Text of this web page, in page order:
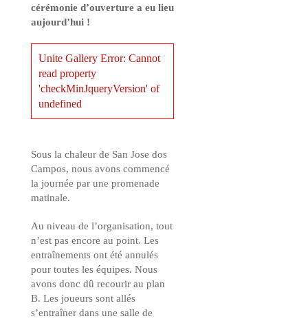
cérémonie d’ouverture a eu lieu
aujourd’hui !
Unite Gallery Error: Cannot
read property
'checkMinJqueryVersion' of
undefined
Sous la chaleur de San Jose dos
Campos, nous avons commencé
la journée par une promenade
matinale.
Au niveau de l’organisation, tout
n’est pas encore au point. Les
entraînements ont été annulés
pour toutes les équipes. Nous
avons donc dû recourir au plan
B. Les joueurs sont allés
s’entraîner dans une salle de